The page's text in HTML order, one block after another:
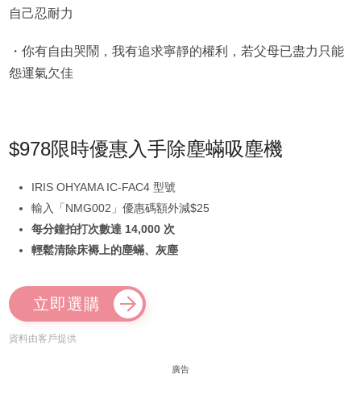
自己忍耐力
・你有自由哭鬧，我有追求寧靜的權利，若父母已盡力只能
怨運氣欠佳
$978限時優惠入手除塵蟎吸塵機
IRIS OHYAMA IC-FAC4 型號
輸入「NMG002」優惠碼額外減$25
每分鐘拍打次數達 14,000 次
輕鬆清除床褥上的塵蟎、灰塵
立即選購
資料由客戶提供
廣告